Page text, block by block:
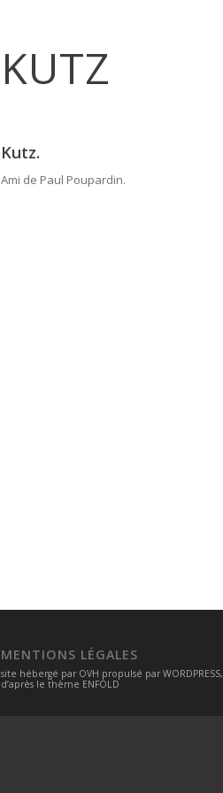
KUTZ
Kutz.
Ami de Paul Poupardin.
MENTIONS LÉGALES
site hébergé par OVH propulsé parWORDPRESS,
d’après le thème ENFOLD